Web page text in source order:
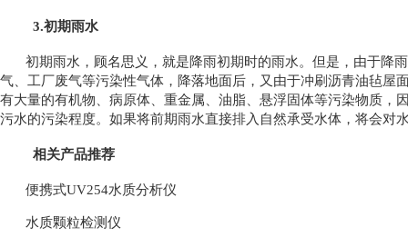
3.初期雨水
初期雨水，顾名思义，就是降雨初期时的雨水。但是，由于降
气、工厂废气等污染性气体，降落地面后，又由于冲刷沥青油毡屋
有大量的有机物、病原体、重金属、油脂、悬浮固体等污染物质，
污水的污染程度。如果将前期雨水直接排入自然承受水体，将会对
相关产品推荐
便携式UV254水质分析仪
水质颗粒检测仪